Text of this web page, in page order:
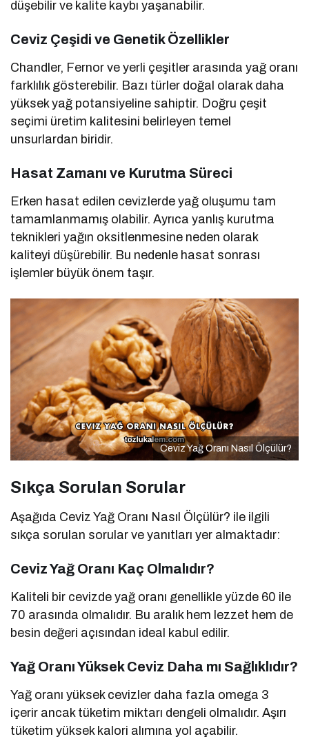
düşebilir ve kalite kaybı yaşanabilir.
Ceviz Çeşidi ve Genetik Özellikler
Chandler, Fernor ve yerli çeşitler arasında yağ oranı
farklılık gösterebilir. Bazı türler doğal olarak daha
yüksek yağ potansiyeline sahiptir. Doğru çeşit
seçimi üretim kalitesini belirleyen temel
unsurlardan biridir.
Hasat Zamanı ve Kurutma Süreci
Erken hasat edilen cevizlerde yağ oluşumu tam
tamamlanmamış olabilir. Ayrıca yanlış kurutma
teknikleri yağın oksitlenmesine neden olarak
kaliteyi düşürebilir. Bu nedenle hasat sonrası
işlemler büyük önem taşır.
Ceviz Yağ Oranı Nasıl Ölçülür?
Sıkça Sorulan Sorular
Aşağıda Ceviz Yağ Oranı Nasıl Ölçülür? ile ilgili
sıkça sorulan sorular ve yanıtları yer almaktadır:
Ceviz Yağ Oranı Kaç Olmalıdır?
Kaliteli bir cevizde yağ oranı genellikle yüzde 60 ile
70 arasında olmalıdır. Bu aralık hem lezzet hem de
besin değeri açısından ideal kabul edilir.
Yağ Oranı Yüksek Ceviz Daha mı Sağlıklıdır?
Yağ oranı yüksek cevizler daha fazla omega 3
içerir ancak tüketim miktarı dengeli olmalıdır. Aşırı
tüketim yüksek kalori alımına yol açabilir.